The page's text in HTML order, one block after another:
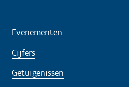
Evenementen
Cijfers
Getuigenissen